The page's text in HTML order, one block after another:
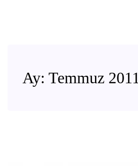
Ay: Temmuz 2011